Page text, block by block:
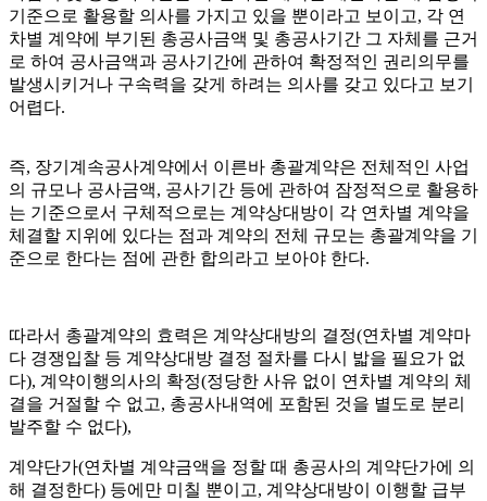
기준으로 활용할 의사를 가지고 있을 뿐이라고 보이고, 각 연
차별 계약에 부기된 총공사금액 및 총공사기간 그 자체를 근거
로 하여 공사금액과 공사기간에 관하여 확정적인 권리의무를
발생시키거나 구속력을 갖게 하려는 의사를 갖고 있다고 보기
어렵다.
즉, 장기계속공사계약에서 이른바 총괄계약은 전체적인 사업
의 규모나 공사금액, 공사기간 등에 관하여 잠정적으로 활용하
는 기준으로서 구체적으로는 계약상대방이 각 연차별 계약을
체결할 지위에 있다는 점과 계약의 전체 규모는 총괄계약을 기
준으로 한다는 점에 관한 합의라고 보아야 한다.
따라서 총괄계약의 효력은 계약상대방의 결정(연차별 계약마
다 경쟁입찰 등 계약상대방 결정 절차를 다시 밟을 필요가 없
다), 계약이행의사의 확정(정당한 사유 없이 연차별 계약의 체
결을 거절할 수 없고, 총공사내역에 포함된 것을 별도로 분리
발주할 수 없다),
계약단가(연차별 계약금액을 정할 때 총공사의 계약단가에 의
해 결정한다) 등에만 미칠 뿐이고, 계약상대방이 이행할 급부